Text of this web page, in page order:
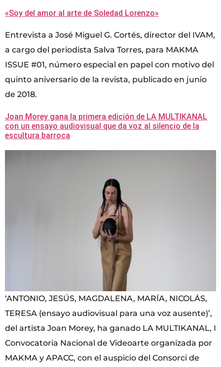
«Soy del amor al arte de Soledad Lorenzo»
Entrevista a José Miguel G. Cortés, director del IVAM,
a cargo del periodista Salva Torres, para MAKMA
ISSUE #01, número especial en papel con motivo del
quinto aniversario de la revista, publicado en junio
de 2018.
Joan Morey gana la primera edición de LA MULTIKANAL
con un ensayo audiovisual que da voz al silencio de la
escultura barroca
‘ANTONIO, JESÚS, MAGDALENA, MARÍA, NICOLÁS,
TERESA (ensayo audiovisual para una voz ausente)’,
del artista Joan Morey, ha ganado LA MULTIKANAL, I
Convocatoria Nacional de Videoarte organizada por
MAKMA y APACC, con el auspicio del Consorci de